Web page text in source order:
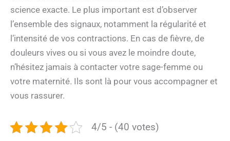
science exacte. Le plus important est d’observer
l’ensemble des signaux, notamment la régularité et
l’intensité de vos contractions. En cas de fièvre, de
douleurs vives ou si vous avez le moindre doute,
n’hésitez jamais à contacter votre sage-femme ou
votre maternité. Ils sont là pour vous accompagner et
vous rassurer.
4/5 - (40 votes)